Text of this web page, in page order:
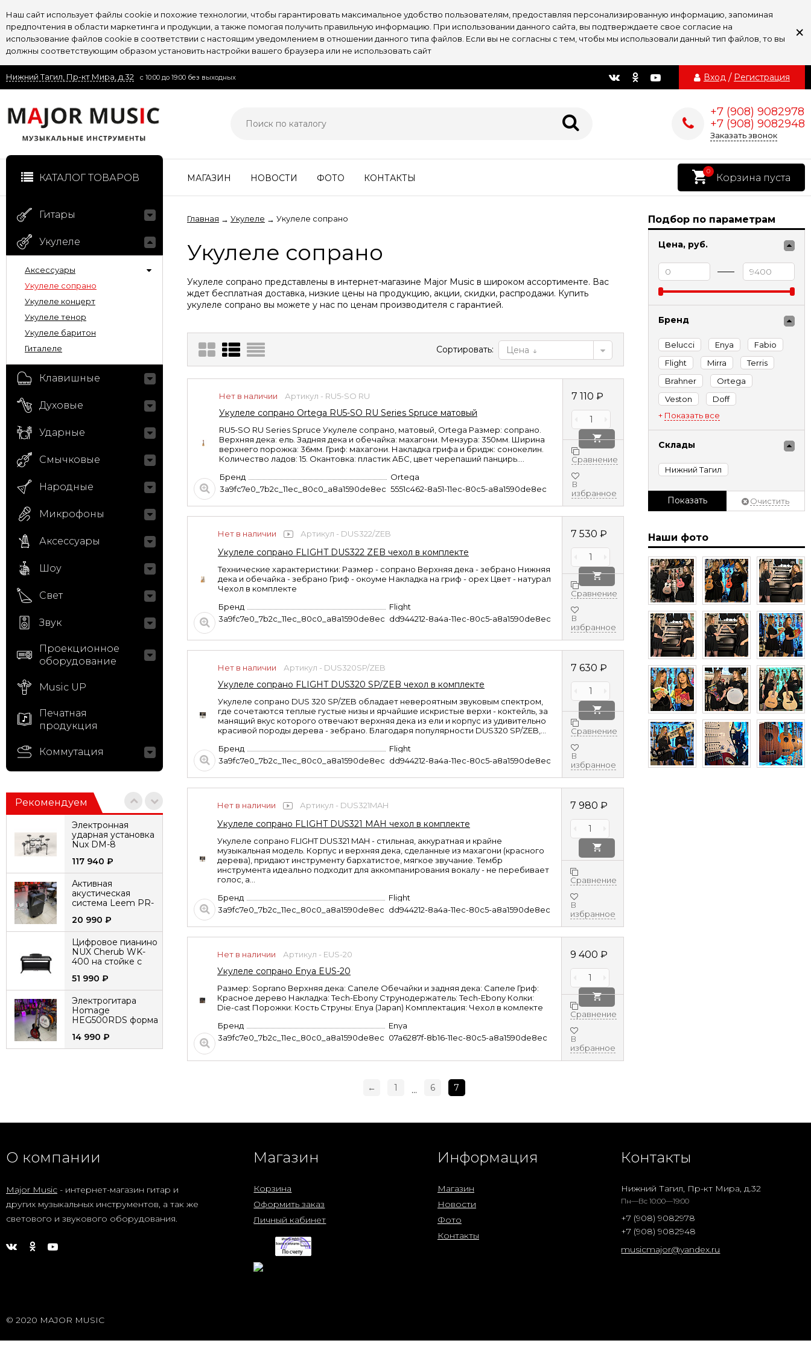
Наш сайт использует файлы cookie и похожие технологии, чтобы гарантировать максимальное удобство пользователям, предоставляя персонализированную информацию, запоминая
предпочтения в области маркетинга и продукции, а также помогая получить правильную информацию. При использовании данного сайта, вы подтверждаете свое согласие на
использование файлов cookie в соответствии с настоящим уведомлением в отношении данного типа файлов. Если вы не согласны с тем, чтобы мы использовали данный тип файлов, то вы
должны соответствующим образом установить настройки вашего браузера или не использовать сайт
×
Нижний Тагил, Пр-кт Мира, д.32 с 10:00 до 19:00 без выходных Вход / Регистрация
+7 (908) 9082978
+7 (908) 9082948
Заказать звонок
КАТАЛОГ ТОВАРОВ Корзина пуста
0
МАГАЗИН НОВОСТИ ФОТО КОНТАКТЫ
Главная → Укулеле → Укулеле сопрано
Укулеле сопрано
Укулеле сопрано представлены в интернет-магазине Major Music в широком ассортименте. Вас
ждет бесплатная доставка, низкие цены на продукцию, акции, скидки, распродажи. Купить
укулеле сопрано вы можете у нас по ценам производителя с гарантией.
Сортировать: Цена
Нет в наличии Артикул - RU5-SO RU
Укулеле сопрано Ortega RU5-SO RU Series Spruce матовый
RU5-SO RU Series Spruce Укулеле сопрано, матовый, Ortega Размер: сопрано.
Верхняя дека: ель. Задняя дека и обечайка: махагони. Мензура: 350мм. Ширина
верхнего порожка: 36мм. Гриф: махагони. Накладка грифа и бридж: сонокелин.
Количество ладов: 15. Окантовка: пластик АБС, цвет черепаший панцирь....
Бренд
Ortega
3a9fc7e0_7b2c_11ec_80c0_a8a1590de8ec 5551c462-8a51-11ec-80c5-a8a1590de8ec
7 110 ₽
Сравнение
В
избранное
Нет в наличии Артикул - DUS322/ZEB
Укулеле сопрано FLIGHT DUS322 ZEB чехол в комплекте
Технические характеристики: Размер - сопрано Верхняя дека - зебрано Нижняя
дека и обечайка - зебрано Гриф - окоуме Накладка на гриф - орех Цвет - натурал
Чехол в комплекте
Бренд
Flight
3a9fc7e0_7b2c_11ec_80c0_a8a1590de8ec dd944212-8a4a-11ec-80c5-a8a1590de8ec
7 530 ₽
Сравнение
В
избранное
Нет в наличии Артикул - DUS320SP/ZEB
Укулеле сопрано FLIGHT DUS320 SP/ZEB чехол в комплекте
Укулеле сопрано DUS 320 SP/ZEB обладает невероятным звуковым спектром,
где сочетаются теплые густые низы и ярчайшие искристые верхи - коктейль, за
манящий вкус которого отвечают верхняя дека из ели и корпус из удивительно
красивой породы дерева - зебрано. Благодаря популярности DUS320 SP/ZEB,...
Бренд
Flight
3a9fc7e0_7b2c_11ec_80c0_a8a1590de8ec dd944212-8a4a-11ec-80c5-a8a1590de8ec
7 630 ₽
Сравнение
В
избранное
Нет в наличии Артикул - DUS321MAH
Укулеле сопрано FLIGHT DUS321 MAH чехол в комплекте
Укулеле сопрано FLIGHT DUS321 MAH - стильная, аккуратная и крайне
музыкальная модель. Корпус и верхняя дека, сделанные из махагони (красного
дерева), придают инструменту бархатистое, мягкое звучание. Тембр
инструмента идеально подходит для аккомпанирования вокалу - не перебивает
голос, а...
Бренд
Flight
3a9fc7e0_7b2c_11ec_80c0_a8a1590de8ec dd944212-8a4a-11ec-80c5-a8a1590de8ec
7 980 ₽
Сравнение
В
избранное
Нет в наличии Артикул - EUS-20
Укулеле сопрано Enya EUS-20
Размер: Soprano Верхняя дека: Сапеле Обечайки и задняя дека: Сапеле Гриф:
Красное дерево Накладка: Tech-Ebony Струнодержатель: Tech-Ebony Колки:
Die-cast Порожки: Кость Струны: Enya (Japan) Комплектация: Чехол в комлекте
Бренд
Enya
3a9fc7e0_7b2c_11ec_80c0_a8a1590de8ec 07a6287f-8b16-11ec-80c5-a8a1590de8ec
9 400 ₽
Сравнение
В
избранное
← 1 ... 6 7
Гитары
Укулеле
Аксессуары
Укулеле сопрано
Укулеле концерт
Укулеле тенор
Укулеле баритон
Гиталеле
Клавишные
Духовые
Ударные
Смычковые
Народные
Микрофоны
Аксессуары
Шоу
Свет
Звук
Проекционное
оборудование
Music UP
Печатная
продукция
Коммутация
Рекомендуем
Электронная
ударная установка
Nux DM-8
117 940 ₽
Активная
акустическая
система Leem PR-
микрофонами
аккумуляторная
20 990 ₽
Цифровое пианино
NUX Cherub WK-
400 на стойке с
51 990 ₽
Электрогитара
Homage
HEG500RDS форма
14 990 ₽
17 990
комбоусилитель
Joyo DC-30 30Вт
Подбор по параметрам
Цена, руб.
Бренд
Belucci Enya
Fabio
Flight
Mirra
Terris
Brahner
Ortega
Veston
Doff
Показать все
Склады
Нижний Тагил
Показать Очистить
Наши фото
О компании
Major Music - интернет-магазин гитар и
других музыкальных инструментов, а так же
светового и звукового оборудования.
Магазин
Корзина
Оформить заказ
Личный кабинет
Информация
Магазин
Новости
Фото
Контакты
Контакты
Нижний Тагил, Пр-кт Мира, д.32
Пн—Вс 10:00—19:00
+7 (908) 9082978
+7 (908) 9082948
musicmajor@yandex.ru
© 2020 MAJOR MUSIC